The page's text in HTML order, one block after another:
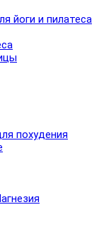
йоги и пилатеса
похудения